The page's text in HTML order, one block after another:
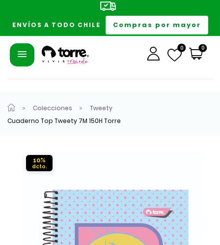
ENVÍOS A TODO CHILE Compras por mayor
0 0
Colecciones
Tweety
Cuaderno Top Tweety 7M 150H Torre
10%